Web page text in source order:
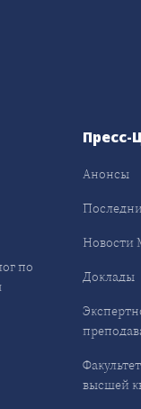
по
Пресс-
Анонсы
Доклады
высшей